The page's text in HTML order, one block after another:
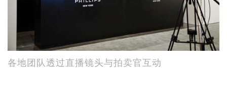
各地团队透过直播镜头与拍卖官互动